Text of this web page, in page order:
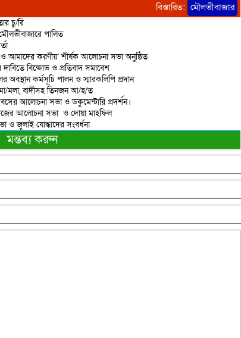
বিস্তারিত: মৌলভীবাজার
চু/রি
পালিত
আমাদের করণীয়’ শীর্ষক আলোচনা সভা অনুষ্ঠিত
বিক্ষোভ ও প্রতিবাদ সমাবেশ
অবস্থান কর্মসূচি পালন ও স্মারকলিপি প্রদান
মা/মলা, বাদীসহ তিনজন আ/হ/ত
আলোচনা সভা ও ডকুমেন্টারি প্রদর্শন।
আলোচনা সভা ও দোয়া মাহফিল
জুলাই যোদ্ধাদের সংবর্ধনা
মন্তব্য করুন